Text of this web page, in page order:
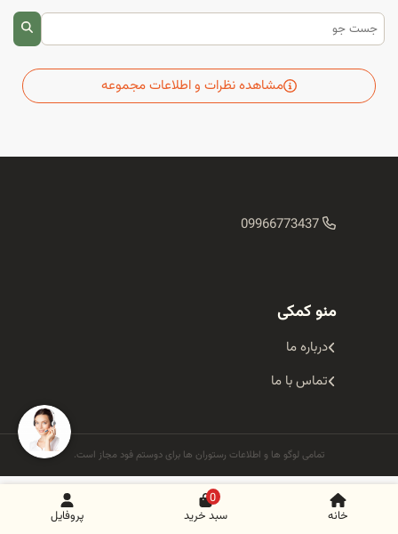
خانه
0
سبد خرید
پروفایل
مشاهده نظرات و اطلاعات مجموعه
منو کمکی
درباره ما
تماس با ما
تمامی لوگو ها و اطلاعات رستوران ها برای دوستم فود مجاز است.